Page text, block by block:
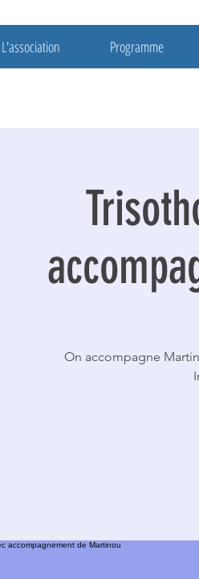
L'association Programme
On accompagne